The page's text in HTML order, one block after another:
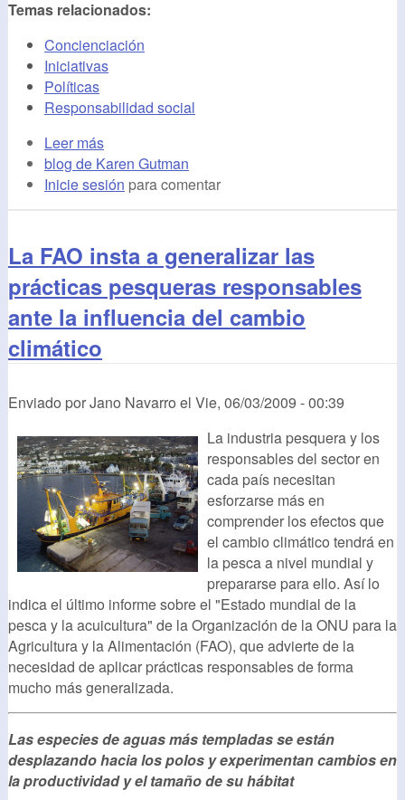
Temas relacionados:
Concienciación
Iniciativas
Políticas
Responsabilidad social
Leer más
blog de Karen Gutman
Inicie sesión para comentar
La FAO insta a generalizar las
prácticas pesqueras responsables
ante la influencia del cambio
climático
Enviado porJano Navarro el Vie, 06/03/2009 - 00:39
La industria pesquera y los
responsables del sector en
cada país necesitan
esforzarse más en
comprender los efectos que
el cambio climático tendrá en
la pesca a nivel mundial y
prepararse para ello. Así lo
indica el último informe sobre el "Estado mundial de la
pesca y la acuicultura" de la Organización de la ONU para la
Agricultura y la Alimentación (FAO), que advierte de la
necesidad de aplicar prácticas responsables de forma
mucho más generalizada.
Las especies de aguas más templadas se están
desplazando hacia los polos y experimentan cambios en
la productividad y el tamaño de su hábitat